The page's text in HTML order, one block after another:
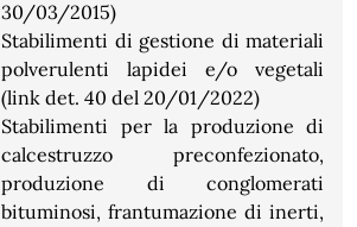
30/03/2015)
Stabilimenti di gestione di materiali
polverulenti lapidei e/o vegetali
(link det. 40 del 20/01/2022)
Stabilimenti per la produzione di
calcestruzzo preconfezionato,
produzione di conglomerati
bituminosi, frantumazione di inerti,